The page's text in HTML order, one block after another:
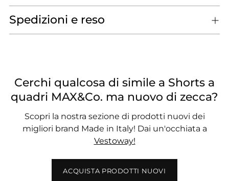
Spedizioni e reso
Cerchi qualcosa di simile a Shorts a
quadri MAX&Co. ma nuovo di zecca?
Scopri la nostra sezione di prodotti nuovi dei
migliori brand Made in Italy! Dai un'occhiata a
Vestoway!
ACQUISTA PRODOTTI NUOVI